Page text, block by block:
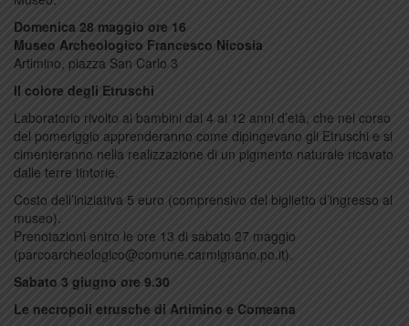
Domenica 28 maggio ore 16
Museo Archeologico Francesco Nicosia
Artimino, piazza San Carlo 3
Il colore degli Etruschi
Laboratorio rivolto ai bambini dai 4 ai 12 anni d’età, che nel corso
del pomeriggio apprenderanno come dipingevano gli Etruschi e si
cimenteranno nella realizzazione di un pigmento naturale ricavato
dalle terre tintorie.
Costo dell’iniziativa 5 euro (comprensivo del biglietto d’ingresso al
museo).
Prenotazioni entro le ore 13 di sabato 27 maggio
(parcoarcheologico@comune.carmignano.po.it).
Sabato 3 giugno ore 9.30
Le necropoli etrusche di Artimino e Comeana